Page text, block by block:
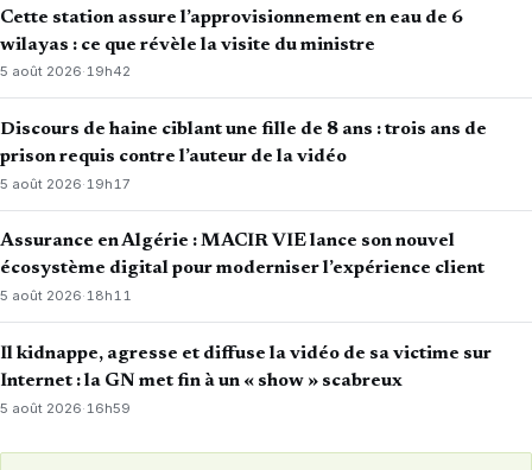
Cette station assure l’approvisionnement en eau de 6
wilayas : ce que révèle la visite du ministre
5 août 2026·19h42
Discours de haine ciblant une fille de 8 ans : trois ans de
prison requis contre l’auteur de la vidéo
5 août 2026·19h17
Assurance en Algérie : MACIR VIE lance son nouvel
écosystème digital pour moderniser l’expérience client
5 août 2026·18h11
Il kidnappe, agresse et diffuse la vidéo de sa victime sur
Internet : la GN met fin à un « show » scabreux
5 août 2026· 16h59